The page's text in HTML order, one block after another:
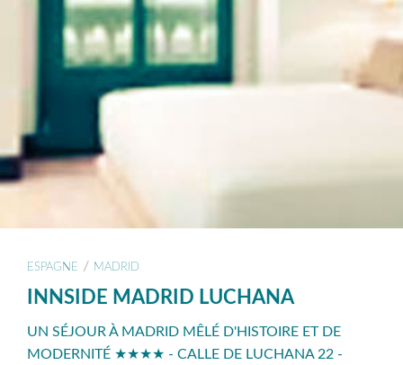
ESPAGNE / MADRID
INNSIDE MADRID LUCHANA
UN SÉJOUR À MADRID MÊLÉ D'HISTOIRE ET DE
MODERNITÉ ★★★★ - CALLE DE LUCHANA 22 -